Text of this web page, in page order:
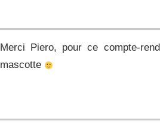
Merci Piero, pour ce compte-
mascotte